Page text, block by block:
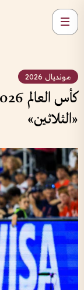
مونديال 2026
«الثلاثين»